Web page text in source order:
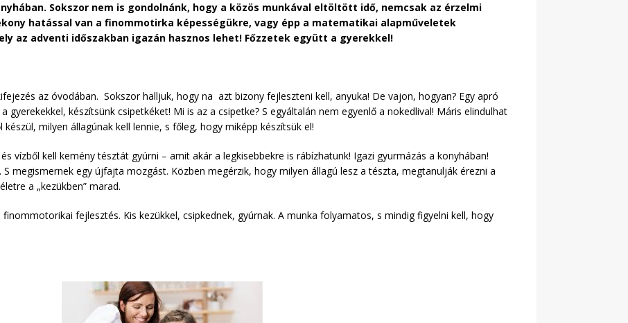
Sokszor nem is gondolnánk, hogy a közös munkával eltöltött idő, nemcsak az érzelmi
hatással van a finommotirka képességükre, vagy épp a matematikai alapműveletek
az adventi időszakban igazán hasznos lehet! Főzzetek együtt a gyerekkel!
az óvodában. Sokszor halljuk, hogy na azt bizony fejleszteni kell, anyuka! De vajon, hogyan? Egy apró
gyerekekkel, készítsünk csipetkéket! Mi is az a csipetke? S egyáltalán nem egyenlő a nokedlival! Máris elindulhat
milyen állagúnak kell lennie, s főleg, hogy miképp készítsük el!
vízből kell kemény tésztát gyúrni – amit akár a legkisebbekre is rábízhatunk! Igazi gyurmázás a konyhában!
megismernek egy újfajta mozgást. Közben megérzik, hogy milyen állagú lesz a tészta, megtanulják érezni a
a „kezükben” marad.
fejlesztés. Kis kezükkel, csipkednek, gyúrnak. A munka folyamatos, s mindig figyelni kell, hogy